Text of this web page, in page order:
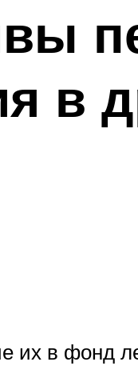
в
их в фонд